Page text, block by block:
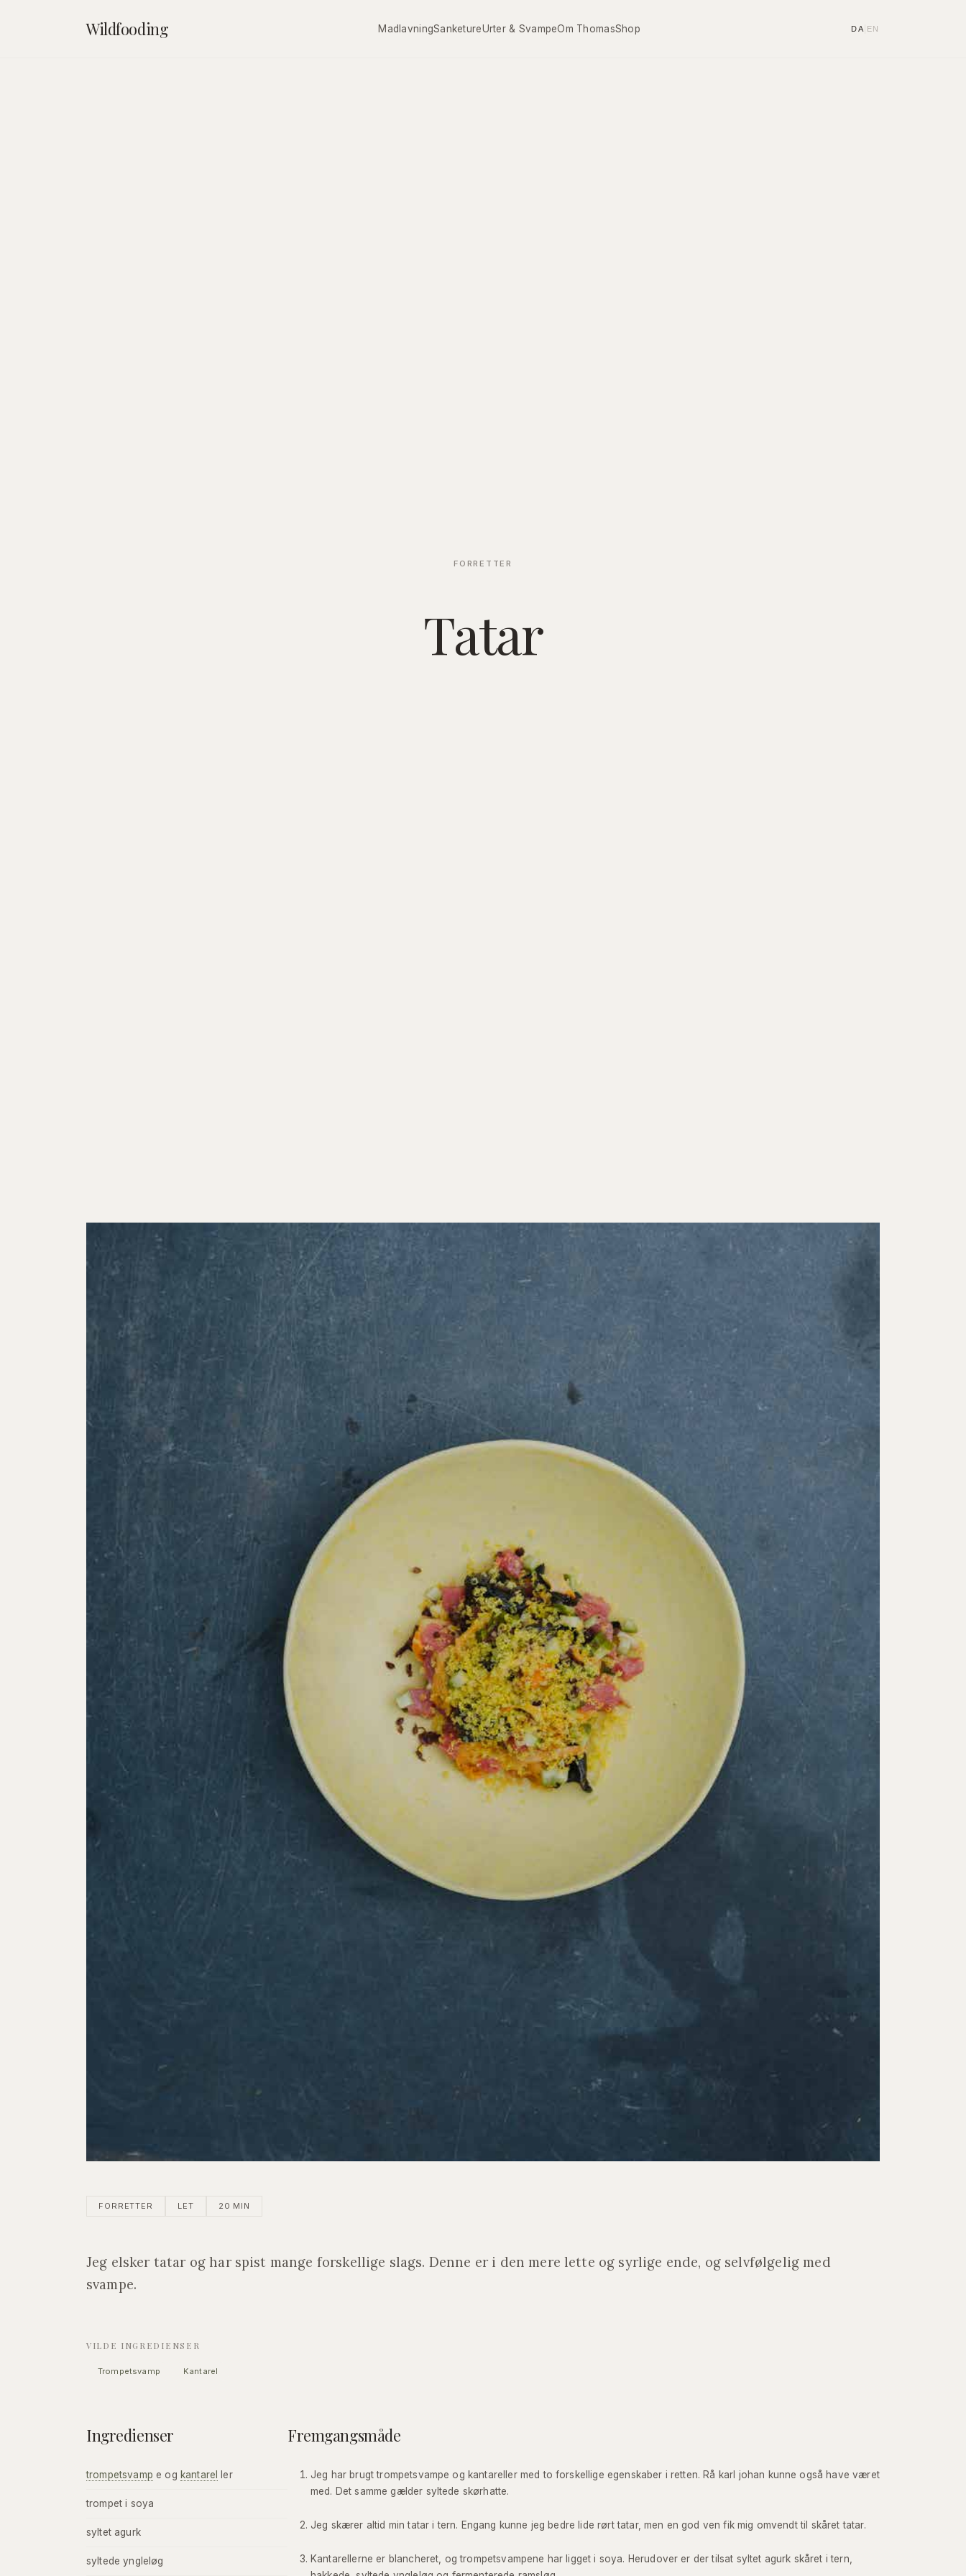
Wildfooding MadlavningSanketureUrter & SvampeOm ThomasShop DA EN
FORRETTER
Tatar
FORRETTER LET 20 MIN
Jeg elsker tatar og har spist mange forskellige slags. Denne er i den mere lette og syrlige ende, og selvfølgelig med
svampe.
VILDE INGREDIENSER
Trompetsvamp Kantarel
Ingredienser
trompetsvamp e og kantarel ler
trompet i soya
syltet agurk
syltede yngleløg
Fremgangsmåde
Jeg har brugt trompetsvampe og kantareller med to forskellige egenskaber i retten. Rå karl johan kunne også have været
med. Det samme gælder syltede skørhatte.
Jeg skærer altid min tatar i tern. Engang kunne jeg bedre lide rørt tatar, men en god ven fik mig omvendt til skåret tatar.
Kantarellerne er blancheret, og trompetsvampene har ligget i soya. Herudover er der tilsat syltet agurk skåret i tern,